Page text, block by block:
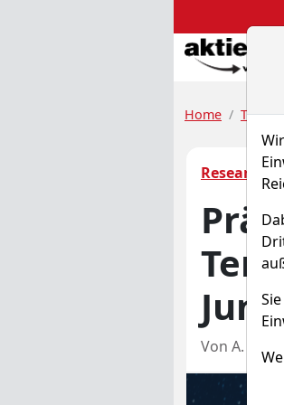
Home
Research-
Juni
Von A.